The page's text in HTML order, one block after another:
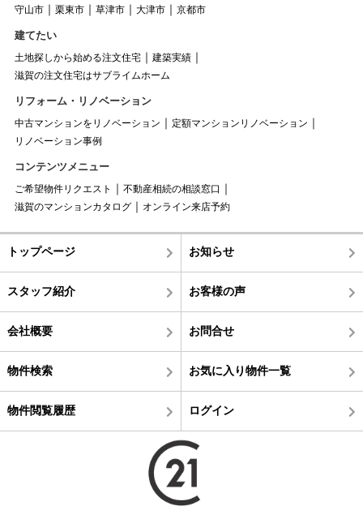
守山市 栗東市 草津市 大津市 京都市
建てたい
土地探しから始める注文住宅
建築実績
滋賀の注文住宅はサブライムホーム
リフォーム・リノベーション
中古マンションをリノベーション
定額マンションリノベーション
リノベーション事例
コンテンツメニュー
ご希望物件リクエスト
不動産相続の相談窓口
滋賀のマンションカタログ
オンライン来店予約
トップページ お知らせ
スタッフ紹介 お客様の声
会社概要 お問合せ
物件検索 お気に入り物件一覧
物件閲覧履歴 ログイン